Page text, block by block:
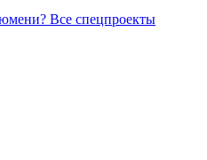
Все спецпроекты